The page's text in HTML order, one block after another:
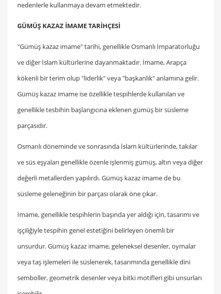
nedenlerle kullanmaya devam etmektedir.
GÜMÜŞ KAZAZ İMAME TARİHÇESİ
"Gümüş kazaz imame" tarihi, genellikle Osmanlı İmparatorluğu
ve diğer İslam kültürlerine dayanmaktadır. İmame, Arapça
kökenli bir terim olup "liderlik" veya "başkanlık" anlamına gelir.
Gümüş kazaz imame ise özellikle tespihlerde kullanılan ve
genellikle tesbihin başlangıcına eklenen gümüş bir süsleme
parçasıdır.
Osmanlı döneminde ve sonrasında İslam kültürlerinde, takılar
ve süs eşyaları genellikle özenle işlenmiş gümüş, altın veya diğer
değerli metallerden yapılırdı. Gümüş kazaz imame de bu
süsleme geleneğinin bir parçası olarak öne çıkar.
İmame, genellikle tespihlerin başında yer aldığı için, tasarımı ve
işçiliğiyle tespihin genel estetiğini belirleyen önemli bir
unsurdur. Gümüş kazaz imame, geleneksel desenler, oymalar
veya taş işlemeleri ile süslenerek, tasarımında genellikle dini
semboller, geometrik desenler veya bitki motifleri gibi unsurları